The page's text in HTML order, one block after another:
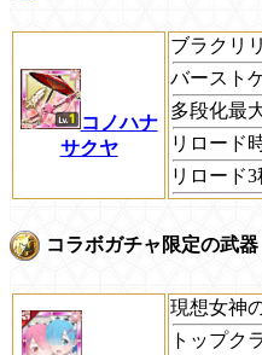
コノハナ
サクヤ
ブラクリ
バースト
多段化最
リロード
リロード
コラボガチャ限定の武器
現想女神
トップク